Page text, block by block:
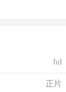
hd
正片